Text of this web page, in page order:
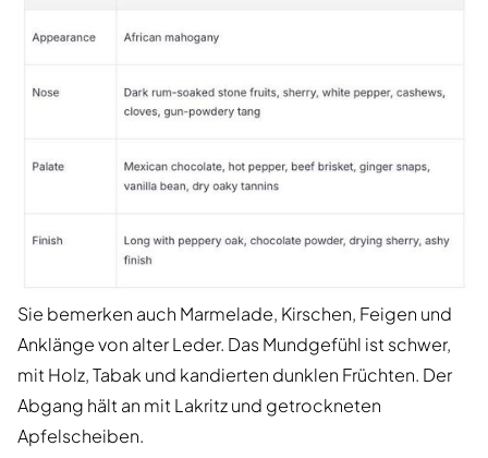
Sie bemerken auch Marmelade, Kirschen, Feigen und
Anklänge von alter Leder. Das Mundgefühl ist schwer,
mit Holz, Tabak und kandierten dunklen Früchten. Der
Abgang hält an mit Lakritz und getrockneten
Apfelscheiben.